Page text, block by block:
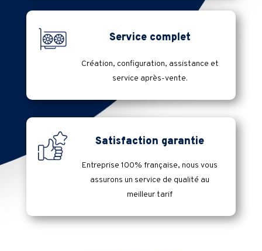
Service complet
Création, configuration, assistance et
service après-vente.
Satisfaction garantie
Entreprise 100% française, nous vous
assurons un service de qualité au
meilleur tarif